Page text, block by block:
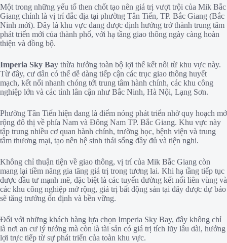
Một trong những yếu tố then chốt tạo nên giá trị vượt trội của Mik Bắc
Giang chính là vị trí đắc địa tại phường Tân Tiến, TP. Bắc Giang (Bắc
Ninh mới). Đây là khu vực đang được định hướng trở thành trung tâm
phát triển mới của thành phố, với hạ tầng giao thông ngày càng hoàn
thiện và đồng bộ.
Imperia Sky Bay thừa hưởng toàn bộ lợi thế kết nối từ khu vực này.
Từ đây, cư dân có thể dễ dàng tiếp cận các trục giao thông huyết
mạch, kết nối nhanh chóng tới trung tâm hành chính, các khu công
nghiệp lớn và các tỉnh lân cận như Bắc Ninh, Hà Nội, Lạng Sơn.
Phường Tân Tiến hiện đang là điểm nóng phát triển nhờ quy hoạch mở
rộng đô thị về phía Nam và Đông Nam TP. Bắc Giang. Khu vực này
tập trung nhiều cơ quan hành chính, trường học, bệnh viện và trung
tâm thương mại, tạo nên hệ sinh thái sống đầy đủ và tiện nghi.
Không chỉ thuận tiện về giao thông, vị trí của Mik Bắc Giang còn
mang lại tiềm năng gia tăng giá trị trong tương lai. Khi hạ tầng tiếp tục
được đầu tư mạnh mẽ, đặc biệt là các tuyến đường kết nối liên vùng và
các khu công nghiệp mở rộng, giá trị bất động sản tại đây được dự báo
sẽ tăng trưởng ổn định và bền vững.
Đối với những khách hàng lựa chọn Imperia Sky Bay, đây không chỉ
là nơi an cư lý tưởng mà còn là tài sản có giá trị tích lũy lâu dài, hưởng
lợi trực tiếp từ sự phát triển của toàn khu vực.